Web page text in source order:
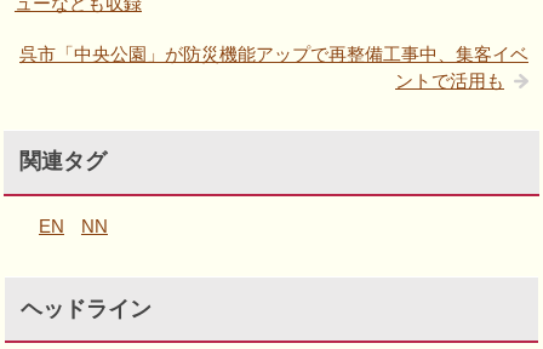
呉市「中央公園」が防災機能アップで再整備工事中、集客イベ
ントで活用も
関連タグ
EN NN
ヘッドライン